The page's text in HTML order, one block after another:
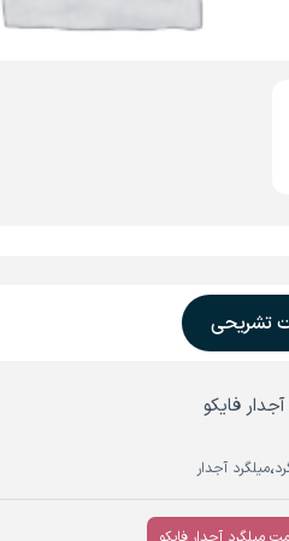
تشریحی
فایکو
،میلگرد آجدار